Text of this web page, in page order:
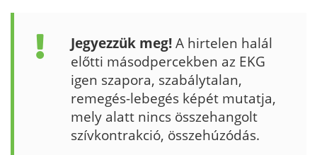
Jegyezzük meg!A hirtelen halál
előtti má­sodpercekben az EKG
igen szapora, szabálytalan,
remegés-lebegés képét mutatja,
mely alatt nincs összehangolt
szívkontrakció, összehúzódás.